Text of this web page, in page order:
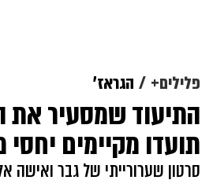
פלילים+ הגראז'
התיעוד שמסעיר את
תועדו מקיימים יחסי
סרטון שערורייתי של גבר ואישה